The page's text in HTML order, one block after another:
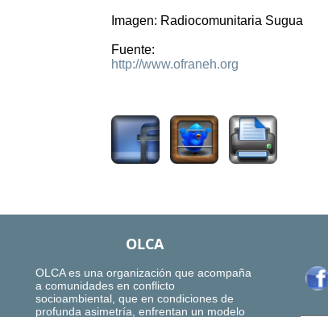
Imagen: Radiocomunitaria Sugua
Fuente:
http://www.ofraneh.org
OLCA
OLCA es una organización que acompaña
a comunidades en conflicto
socioambiental, que en condiciones de
profunda asimetría, enfrentan un modelo